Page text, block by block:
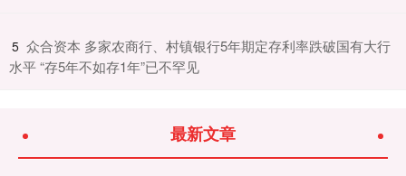
5 ​众合资本 多家农商行、村镇银行5年期定存利率跌破国有大行
水平 “存5年不如存1年”已不罕见
最新文章